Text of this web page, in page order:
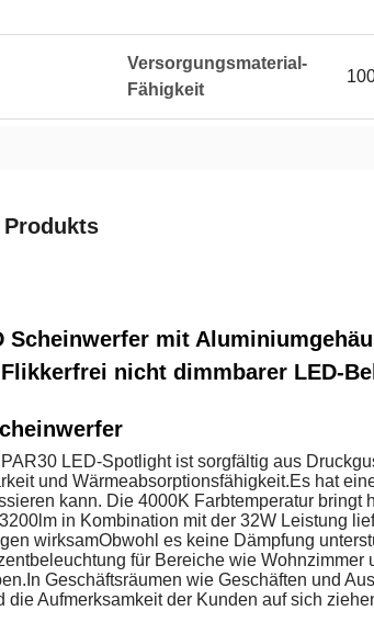
Versorgungsmaterial-
Fähigkeit
Scheinwerfer mit
nicht dimmbarer LED-
LED-Spotlight ist sorgfältig aus
und Wärmeabsorptionsfähigkeit.Es hat
kann. Die 4000K Farbtemperatur
in Kombination mit der 32W Leistung
wirksamObwohl es keine Dämpfung
für Bereiche wie
Geschäftsräumen wie Geschäften und
die Aufmerksamkeit der Kunden auf sich